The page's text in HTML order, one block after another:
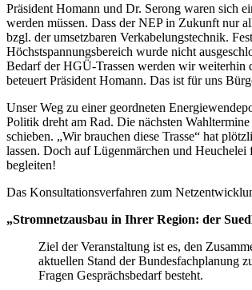
Präsident Homann und Dr. Serong waren sich
werden müssen. Dass der NEP in Zukunft nur
bzgl. der umsetzbaren Verkabelungstechnik.
Höchstspannungsbereich wurde nicht
Bedarf der HGÜ-Trassen werden wir weiterhin
beteuert Präsident Homann. Das ist für uns
Unser Weg zu einer geordneten
Politik dreht am Rad. Die nächsten
schieben. „Wir brauchen diese Trasse“ hat
lassen. Doch auf Lügenmärchen und
begleiten!
Das Konsultationsverfahren zum
„Stromnetzausbau in Ihrer Region: der
Ziel der Veranstaltung ist es, den
aktuellen Stand der Bundesfachplanung
Fragen Gesprächsbedarf besteht.